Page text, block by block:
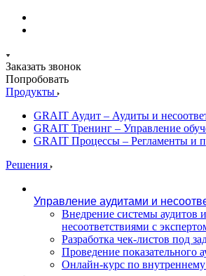
Заказать звонок
Попробовать
Продукты
GRAIT Аудит – Аудиты и
GRAIT Тренинг – Управление
GRAIT Процессы – Регламенты и
Решения
Управление аудитами и
Внедрение системы аудитов
несоответствиями с
Разработка чек-листов под
Проведение показательного
Онлайн-курс по внутреннему